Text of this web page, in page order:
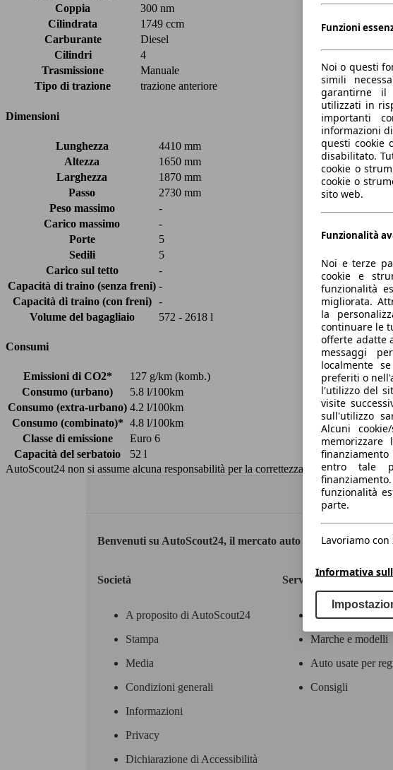
Coppia
300 nm
Cilindrata
1749 ccm
Carburante
Diesel
Cilindri
4
Trasmissione
Manuale
Tipo di trazione
trazione anteriore
Dimensioni
Lunghezza
4410 mm
Altezza
1650 mm
Larghezza
1870 mm
Passo
2730 mm
Peso massimo
-
Carico massimo
-
Porte
5
Sedili
5
Carico sul tetto
-
Capacità di traino (senza freni) -
Capacità di traino (con freni)
-
Volume del bagagliaio
572 - 2618 l
Consumi
Emissioni di CO2*
127 g/km (komb.)
Consumo (urbano)
5.8 l/100km
Consumo (extra-urbano) 4.2 l/100km
Consumo (combinato)* 4.8 l/100km
Classe di emissione
Euro 6
Capacità del serbatoio
52 l
AutoScout24 non si assume alcuna responsabilità per la correttezza dei dati.
Benvenuti su AutoScout24, il mercato auto europeo.
Società
A proposito di AutoScout24
Stampa
Media
Condizioni generali
Informazioni
Privacy
Dichiarazione di Accessibilità
Servizi
Contatti
Marche e modelli
Auto usate per
Consigli
Funzioni
Noi o questi
simili
garantirne il
utilizzati in
importanti
informazioni
questi cookie
disabilitato.
cookie o
cookie o
sito web.
Funzionalità
Noi e terze
cookie e
funzionalità
migliorata.
la
continuare le
offerte adatte
messaggi
localmente
preferiti o
l'utilizzo del
visite
sull'utilizzo
Alcuni
entro tale
funzionalità
parte.
Lavoriamo
Informativa